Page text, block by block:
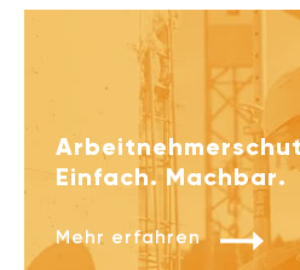
Einfach. Machbar.
Mehr erfahren